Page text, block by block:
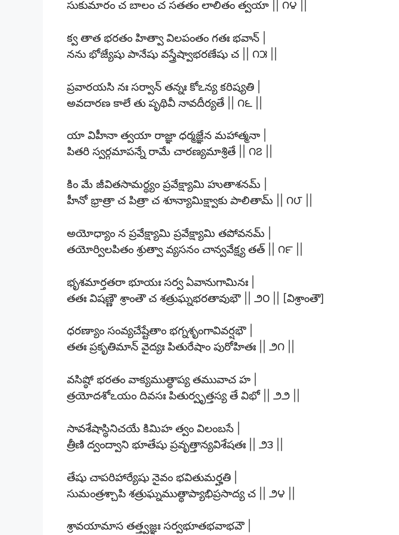
సుకుమారం చ బాలం చ సతతం లాలితం త్వయా || ౧౪ ||
క్వ తాత భరతం హిత్వా విలపంతం గతః భవాన్ |
నను భోజ్యేషు పానేషు వస్త్రేష్వాభరణేషు చ || ౧౫ ||
ప్రవారయసి నః సర్వాన్ తన్నః కోఽన్య కరిష్యతి |
అవదారణ కాలే తు పృథివీ నావదీర్యతే || ౧౬ ||
యా విహీనా త్వయా రాజ్ఞా ధర్మజ్ఞేన మహాత్మనా |
పితరి స్వర్గమాపన్నే రామే చారణ్యమాశ్రితే || ౧౭ ||
కిం మే జీవితసామర్థ్యం ప్రవేక్ష్యామి హుతాశనమ్ |
హీనో భ్రాత్రా చ పిత్రా చ శూన్యామిక్ష్వాకు పాలితామ్ || ౧౮ ||
అయోధ్యాం న ప్రవేక్ష్యామి ప్రవేక్ష్యామి తపోవనమ్ |
తయోర్విలపితం శ్రుత్వా వ్యసనం చాన్వవేక్ష్య తత్ || ౧౯ ||
భృశమార్తతరా భూయః సర్వ ఏవానుగామినః |
తతః విషణ్ణౌ శ్రాంతౌ చ శత్రుఘ్నభరతావుభౌ || ౨౦ || [విశ్రాంతౌ]
ధరణ్యాం సంవ్యచేష్టేతాం భగ్నశృంగావివర్షభౌ |
తతః ప్రకృతిమాన్ వైద్యః పితురేషాం పురోహితః || ౨౧ ||
వసిష్ఠో భరతం వాక్యముత్థాప్య తమువాచ హ |
త్రయోదశోఽయం దివసః పితుర్వృత్తస్య తే విభో || ౨౨ ||
సావశేషాస్థినిచయే కిమిహ త్వం విలంబసే |
త్రీణి ద్వంద్వాని భూతేషు ప్రవృత్తాన్యవిశేషతః || ౨౩ ||
తేషు చాపరిహార్యేషు నైవం భవితుమర్హతి |
సుమంత్రశ్చాపి శత్రుఘ్నముత్థాప్యాభిప్రసాద్య చ || ౨౪ ||
శ్రావయామాస తత్త్వజ్ఞః సర్వభూతభవాభవౌ |